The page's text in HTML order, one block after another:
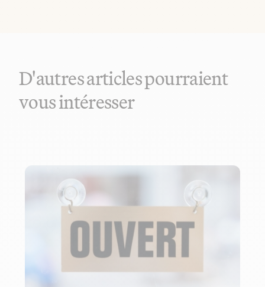
D'autres articles pourraient
vous intéresser